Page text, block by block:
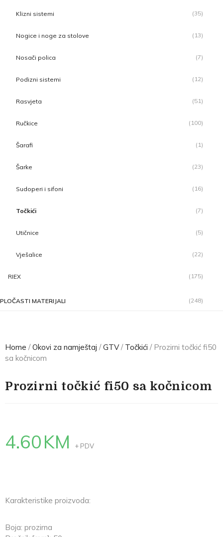
Klizni sistemi (35)
Nogice i noge za stolove (13)
Nosači polica (7)
Podizni sistemi (12)
Rasvjeta (51)
Ručkice (100)
Šarafi (1)
Šarke (23)
Sudoperi i sifoni (16)
Točkići (7)
Utičnice (5)
Vješalice (22)
RIEX (175)
PLOČASTI MATERIJALI (248)
Home /Okovi za namještaj /GTV/ Točkići / Prozirni točkić fi50
sa kočnicom
Prozirni točkić fi50 sa kočnicom
4.60KM + PDV
Karakteristike proizvoda:
Boja: prozirna